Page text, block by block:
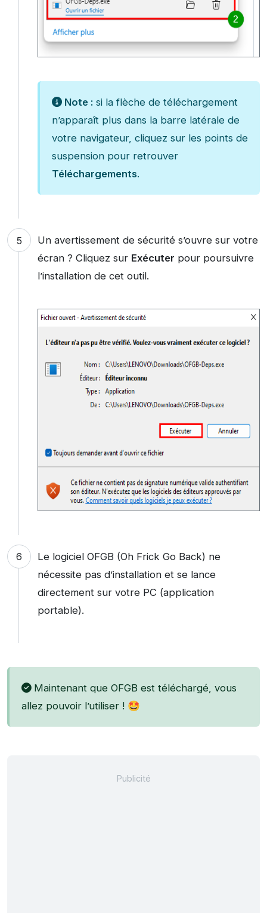
Note :si la flèche de téléchargement
n’apparaît plus dans la barre latérale de
votre navigateur, cliquez sur les points de
suspension pour retrouver
Téléchargements.
Un avertissement de sécurité s’ouvre sur votre
écran ? Cliquez sur Exécuter pour poursuivre
l’installation de cet outil.
Le logiciel OFGB (Oh Frick Go Back) ne
nécessite pas d’installation et se lance
directement sur votre PC (application
portable).
Maintenant que OFGB est téléchargé, vous
allez pouvoir l’utiliser ! 🤩